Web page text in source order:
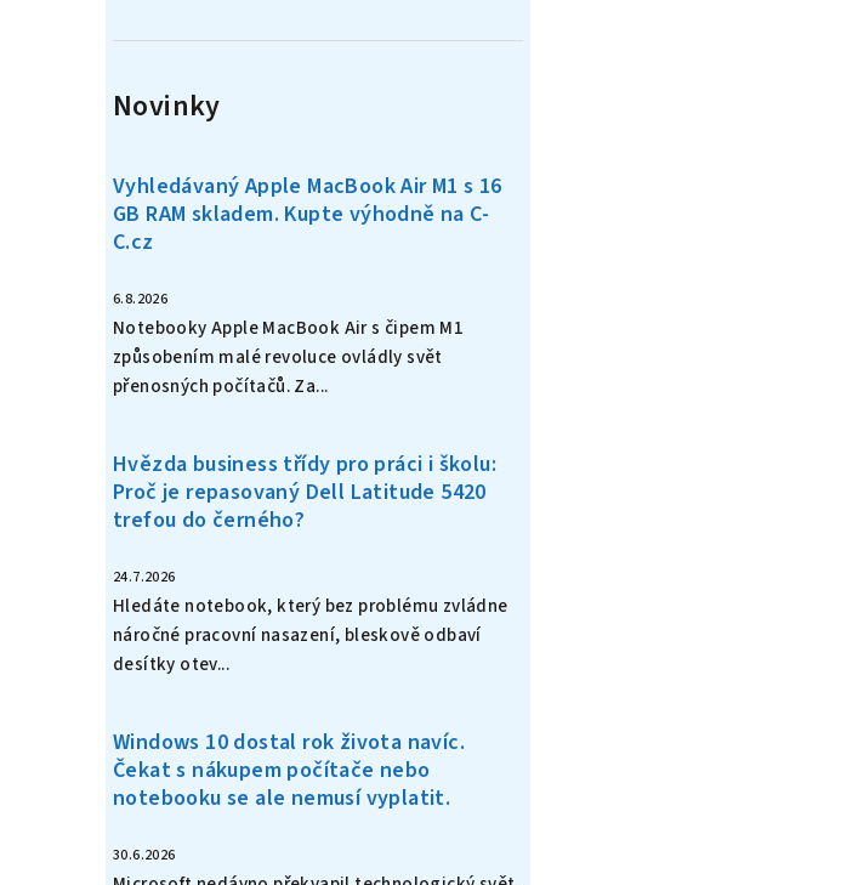
p
n
e
Novinky
Vyhledávaný Apple MacBook Air M1 s 16
GB RAM skladem. Kupte výhodně na C-
C.cz
6.8.2026
Notebooky Apple MacBook Air s čipem M1
způsobením malé revoluce ovládly svět
přenosných počítačů. Za...
Hvězda business třídy pro práci i školu:
Proč je repasovaný Dell Latitude 5420
trefou do černého?
24.7.2026
Hledáte notebook, který bez problému zvládne
náročné pracovní nasazení, bleskově odbaví
desítky otev...
Windows 10 dostal rok života navíc.
Čekat s nákupem počítače nebo
notebooku se ale nemusí vyplatit.
30.6.2026